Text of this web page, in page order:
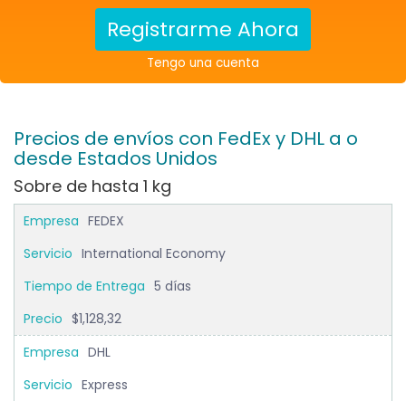
Registrarme Ahora
Tengo una cuenta
Precios de envíos con FedEx y DHL a o
desde Estados Unidos
Sobre de hasta 1 kg
FEDEX
International Economy
5 días
$1,128,32
DHL
Express